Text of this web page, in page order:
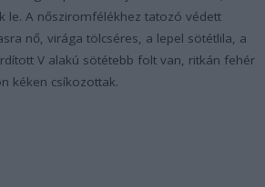
le. A nősziromfélékhez tatozó védett
nő, virága tölcséres, a lepel sötétlila, a
V alakú sötétebb folt van, ritkán fehér
kéken csíkozottak.